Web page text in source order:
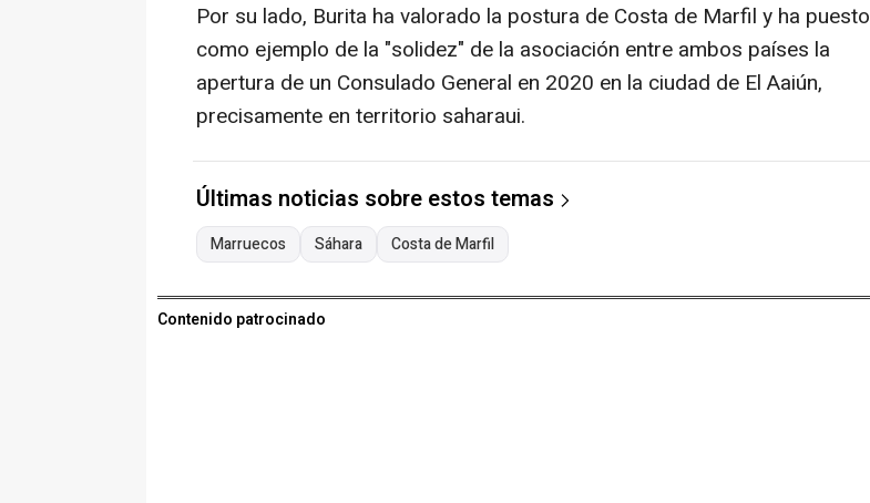
Por su lado, Burita ha valorado la postura de Costa de Marfil y ha puesto
como ejemplo de la "solidez" de la asociación entre ambos países la
apertura de un Consulado General en 2020 en la ciudad de El Aaiún,
precisamente en territorio saharaui.
Últimas noticias sobre estos temas
Marruecos Sáhara Costa de Marfil
Contenido patrocinado